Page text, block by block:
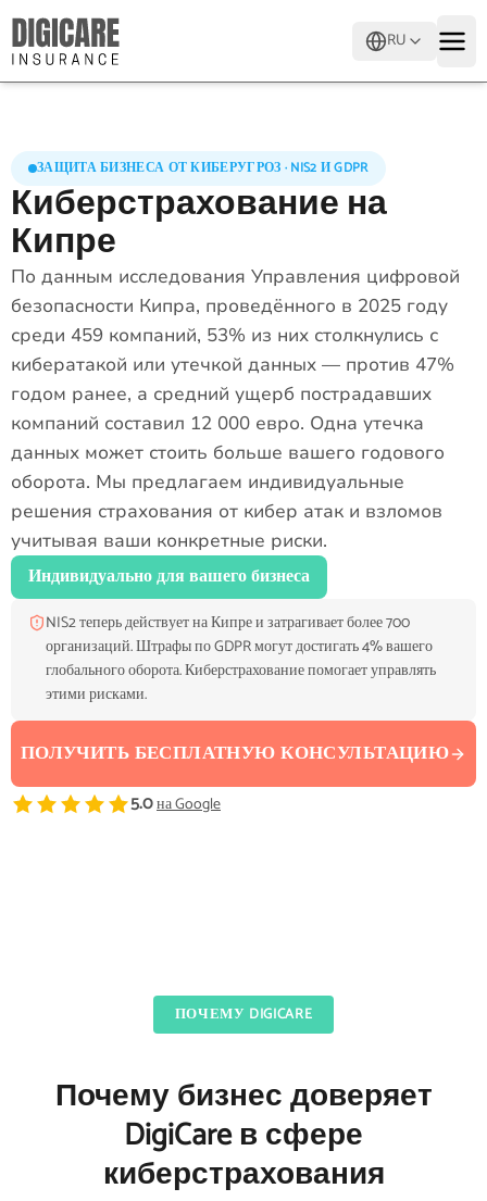
RU
ЗАЩИТА БИЗНЕСА ОТ КИБЕРУГРОЗ · NIS2 И GDPR
Киберстрахование на
Кипре
По данным исследования Управления цифровой
безопасности Кипра, проведённого в 2025 году
среди 459 компаний, 53% из них столкнулись с
кибератакой или утечкой данных — против 47%
годом ранее, а средний ущерб пострадавших
компаний составил 12 000 евро. Одна утечка
данных может стоить больше вашего годового
оборота. Мы предлагаем индивидуальные
решения страхования от кибер атак и взломов
учитывая ваши конкретные риски.
Индивидуально для вашего бизнеса
NIS2 теперь действует на Кипре и затрагивает более 700
организаций. Штрафы по GDPR могут достигать 4% вашего
глобального оборота. Киберстрахование помогает управлять
этими рисками.
ПОЛУЧИТЬ БЕСПЛАТНУЮ КОНСУЛЬТАЦИЮ
5.0на Google
ПОЧЕМУ DIGICARE
Почему бизнес доверяет
DigiCare в сфере
киберстрахования